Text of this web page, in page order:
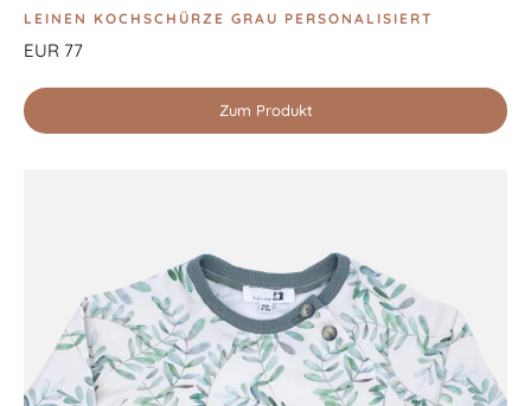
LEINEN KOCHSCHÜRZE GRAU PERSONALISIERT
EUR 77
Zum Produkt